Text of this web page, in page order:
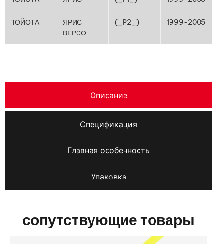
ТОЙОТА
ЯРИС
ВЕРСО
(_P2_) 1999-2005
Описание
Спецификация
Главная особенность
Упаковка
сопутствующие товары